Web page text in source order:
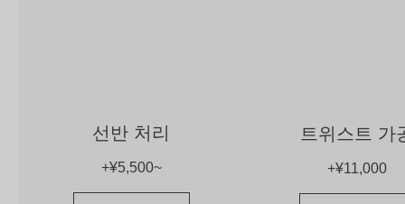
선반 처리
+¥5,500~
트위스트 가
+¥11,000